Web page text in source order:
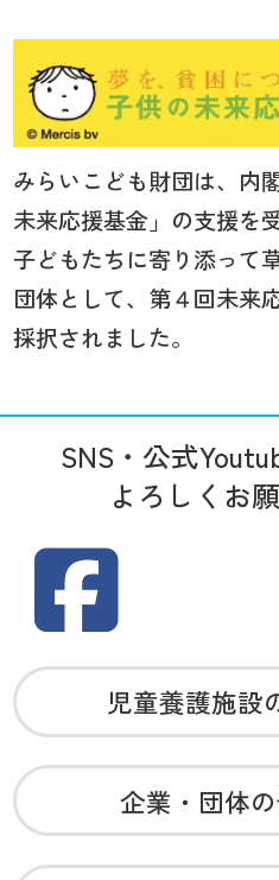
みらいこども財団は、内
未来応援基金」の支援を
子どもたちに寄り添って
団体として、第４回未来
採択されました。
SNS・公式
よろしくお
児童養護施設
企業・団体